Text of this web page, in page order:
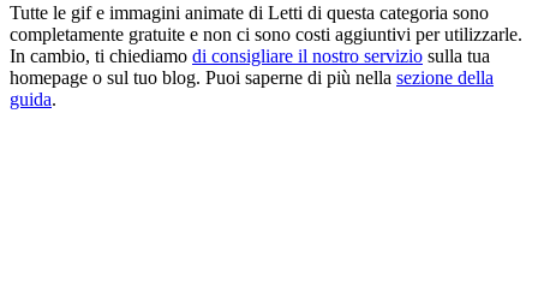
Tutte le gif e immagini animate di Letti di questa categoria sono
completamente gratuite e non ci sono costi aggiuntivi per utilizzarle.
In cambio, ti chiediamo di consigliare il nostro servizio sulla tua
homepage o sul tuo blog. Puoi saperne di più nella sezione della
guida.